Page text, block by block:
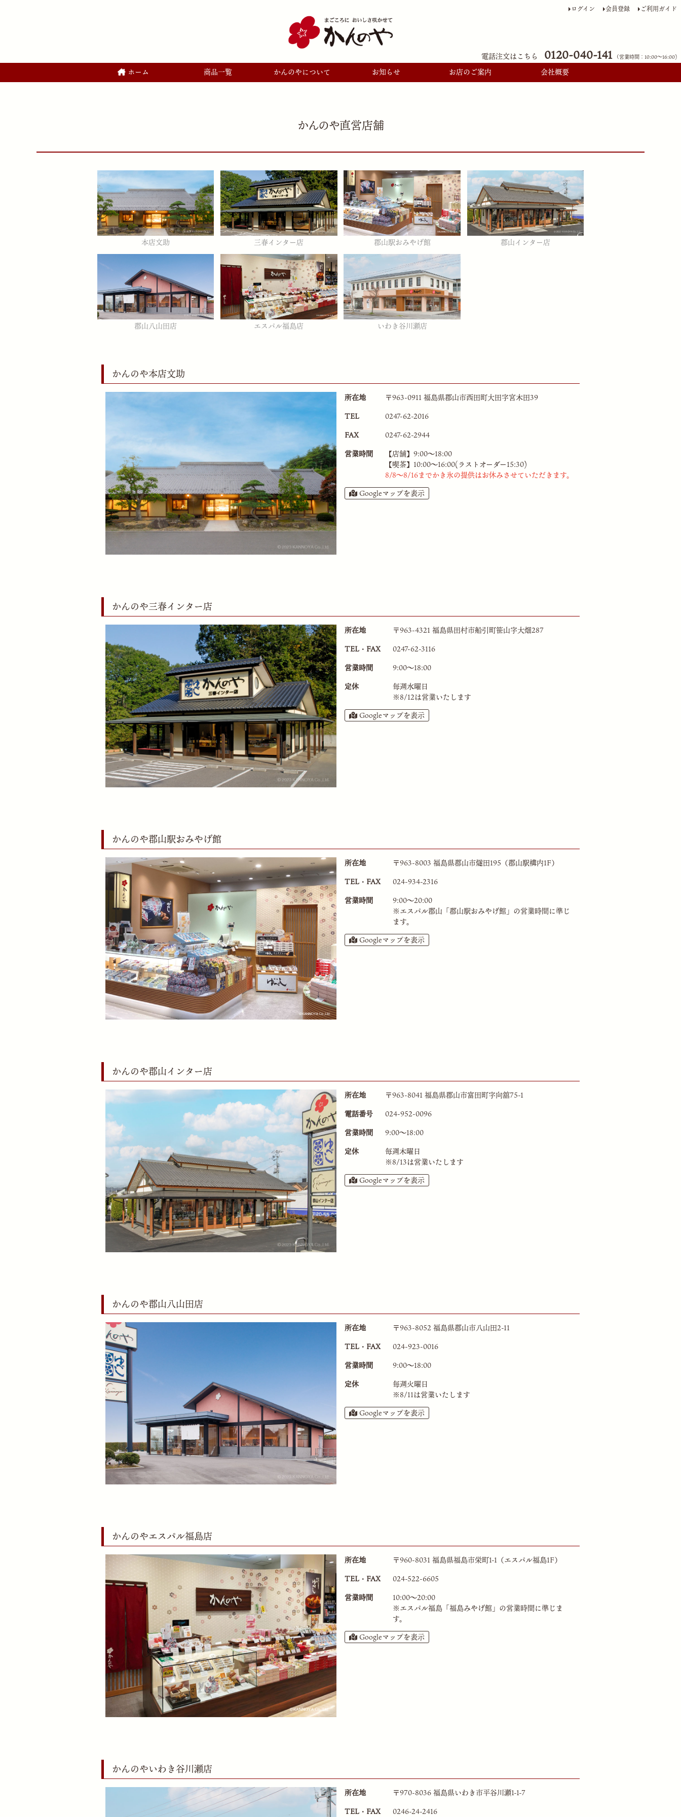
ログイン 会員登録 ご利用ガイド
電話注文はこちら 0120-040-141 （営業時間：10:00〜16:00)
ホーム 商品一覧 かんのやについて お知らせ お店のご案内 会社概要
かんのや直営店舗
本店文助 三春インター店 郡山駅おみやげ館 郡山インター店
郡山八山田店 エスパル福島店 いわき谷川瀬店
かんのや本店文助
所在地
〒963-0911 福島県郡山市西田町大田字宮木田39
TEL
0247-62-2016
FAX
0247-62-2944
営業時間
【店舗】9:00〜18:00
【喫茶】10:00〜16:00(ラストオーダー15:30)
8/8～8/16までかき氷の提供はお休みさせていただきます。
Googleマップを表示
かんのや三春インター店
所在地
〒963-4321 福島県田村市船引町笹山字大畑287
TEL・FAX
0247-62-3116
営業時間
9:00〜18:00
定休
毎週水曜日
※8/12は営業いたします
Googleマップを表示
かんのや郡山駅おみやげ館
所在地
〒963-8003 福島県郡山市燧田195（郡山駅構内1F）
TEL・FAX
024-934-2316
営業時間
9:00〜20:00
※エスパル郡山 「郡山駅おみやげ館」 の営業時間に準じ
ます。
Googleマップを表示
かんのや郡山インター店
所在地
〒963-8041 福島県郡山市富田町字向舘75-1
電話番号
024-952-0096
営業時間
9:00〜18:00
定休
毎週木曜日
※8/13は営業いたします
Googleマップを表示
かんのや郡山八山田店
所在地
〒963-8052 福島県郡山市八山田2-11
TEL・FAX
024-923-0016
営業時間
9:00〜18:00
定休
毎週火曜日
※8/11は営業いたします
Googleマップを表示
かんのやエスパル福島店
所在地
〒960-8031 福島県福島市栄町1-1（エスパル福島1F）
TEL・FAX
024-522-6605
営業時間
10:00〜20:00
※エスパル福島 「福島みやげ館」 の営業時間に準じま
す。
Googleマップを表示
かんのやいわき谷川瀬店
所在地
〒970-8036 福島県いわき市平谷川瀬1-1-7
TEL・FAX
0246-24-2416